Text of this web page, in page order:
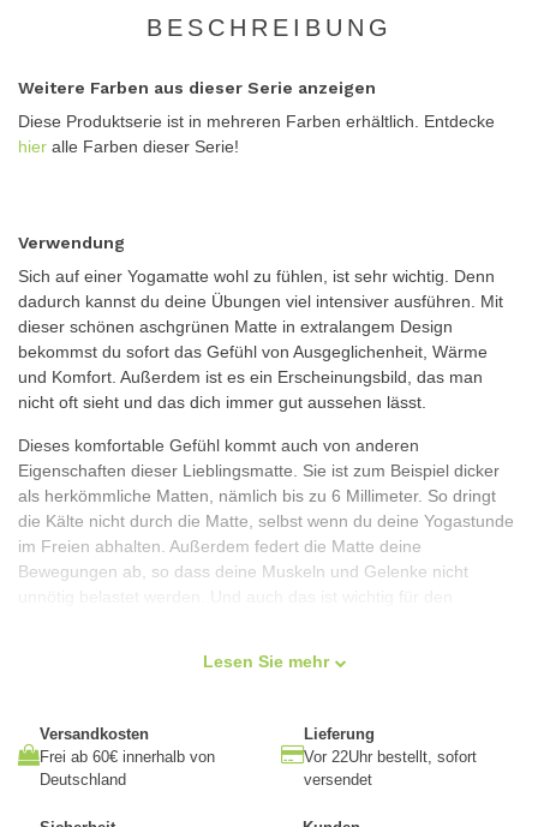
BESCHREIBUNG
Weitere Farben aus dieser Serie anzeigen
Diese Produktserie ist in mehreren Farben erhältlich. Entdecke
hier alle Farben dieser Serie!
Verwendung
Sich auf einer Yogamatte wohl zu fühlen, ist sehr wichtig. Denn
dadurch kannst du deine Übungen viel intensiver ausführen. Mit
dieser schönen aschgrünen Matte in extralangem Design
bekommst du sofort das Gefühl von Ausgeglichenheit, Wärme
und Komfort. Außerdem ist es ein Erscheinungsbild, das man
nicht oft sieht und das dich immer gut aussehen lässt.
Dieses komfortable Gefühl kommt auch von anderen
Eigenschaften dieser Lieblingsmatte. Sie ist zum Beispiel dicker
als herkömmliche Matten, nämlich bis zu 6 Millimeter. So dringt
die Kälte nicht durch die Matte, selbst wenn du deine Yogastunde
im Freien abhalten. Außerdem federt die Matte deine
Bewegungen ab, so dass deine Muskeln und Gelenke nicht
unnötig belastet werden. Und auch das ist wichtig für den
Die Dicke der Matte sorgt dafür, dass du gut flach auf dem Boden
liegst. Das gilt auch für Außenflächen, die uneben sein können.
Lesen Sie mehr
Versandkosten
Frei ab 60€ innerhalb von
Deutschland
Lieferung
Vor 22Uhr bestellt, sofort
versendet